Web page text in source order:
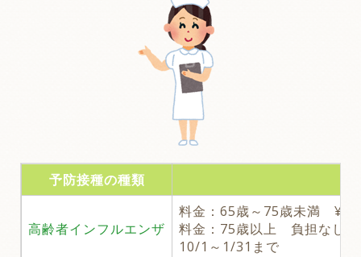
予防接種の種類
高齢者インフルエンザ
料金：65歳～75歳未満
料金：75歳以上 負担なし
10/1～1/31まで